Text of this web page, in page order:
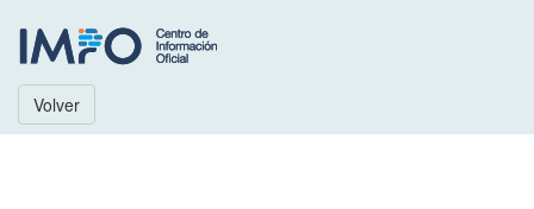
Volver